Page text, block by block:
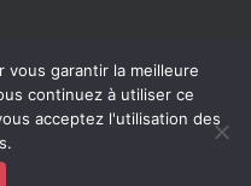
MENTIONS LÉGALES
vous garantir la meilleure
continuez à utiliser ce
acceptez l'utilisation des